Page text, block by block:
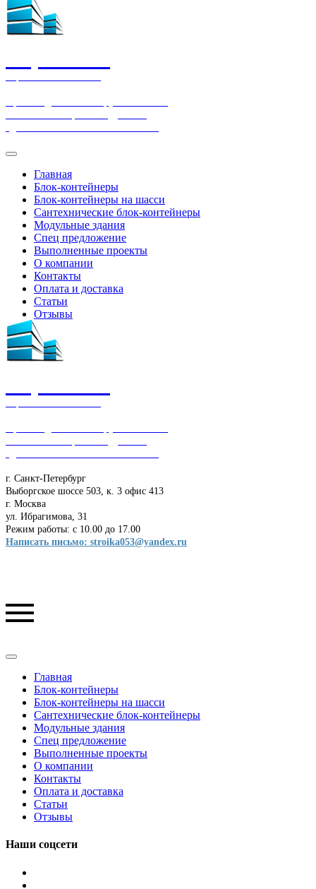
Главная
Блок-контейнеры
Блок-контейнеры на шасси
Сантехнические блок-контейнеры
Модульные здания
Спец предложение
Выполненные проекты
О компании
Контакты
Оплата и доставка
Статьи
Отзывы
г. Санкт-Петербург
Выборгское шоссе 503, к. 3 офис 413
г. Москва
ул. Ибрагимова, 31
Режим работы: с 10.00 до 17.00
Написать письмо: stroika053@yandex.ru
Главная
Блок-контейнеры
Блок-контейнеры на шасси
Сантехнические блок-контейнеры
Модульные здания
Спец предложение
Выполненные проекты
О компании
Контакты
Оплата и доставка
Статьи
Отзывы
Наши соцсети